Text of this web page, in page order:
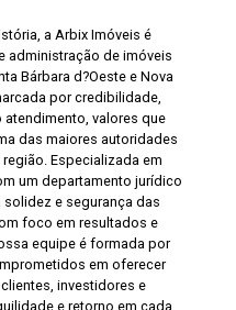
a Arbix Imóveis é
administração de imóveis
Bárbara d?Oeste e Nova
por credibilidade,
atendimento, valores que
das maiores autoridades
Especializada em
um departamento jurídico
e segurança das
foco em resultados e
equipe é formada por
em oferecer
investidores e
e retorno em cada